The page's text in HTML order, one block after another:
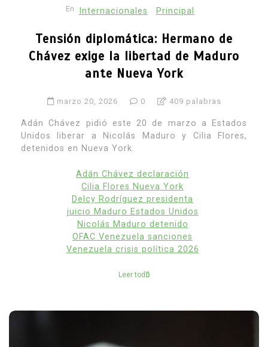
En Internacionales Principal
Tensión diplomática: Hermano de
Chávez exige la libertad de Maduro
ante Nueva York
marzo 20, 2026 0 409 palabras
Adán Chávez pidió este 20 de marzo a Estados
Unidos liberar a Nicolás Maduro y Cilia Flores,
detenidos en Nueva York.
Adán Chávez declaración
Cilia Flores Nueva York
Delcy Rodríguez presidenta
juicio Maduro Estados Unidos
Nicolás Maduro detenido
OFAC Venezuela sanciones
Venezuela crisis política 2026
Leer todo